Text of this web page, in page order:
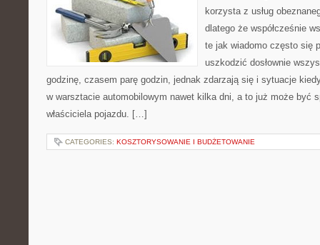
korzysta z usług
dlatego że współcześnie
te jak wiadomo często się
uszkodzić dosłownie
godzinę, czasem parę godzin, jednak zdarzają się i sytuacje
w warsztacie automobilowym nawet kilka dni, a to już może być
właściciela pojazdu. […]
CATEGORIES: KOSZTORYSOWANIE I BUDŻETOWANIE